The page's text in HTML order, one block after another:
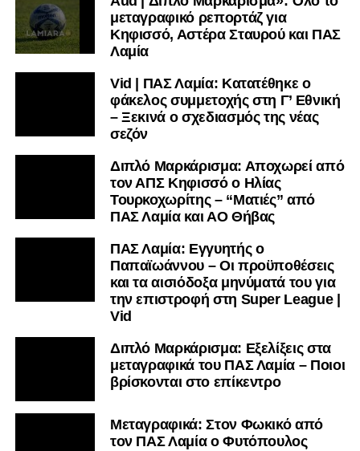
μεταγραφικό ρεπορτάζ για
Κηφισσό, Αστέρα Σταυρού και ΠΑΣ
Λαμία
Vid | ΠΑΣ Λαμία: Κατατέθηκε ο
φάκελος συμμετοχής στη Γ’ Εθνική
– Ξεκινά ο σχεδιασμός της νέας
σεζόν
Διπλό Μαρκάρισμα: Αποχωρεί από
τον ΑΠΣ Κηφισσό ο Ηλίας
Τουρκοχωρίτης – “Ματιές” από
ΠΑΣ Λαμία και ΑΟ Θήβας
ΠΑΣ Λαμία: Εγγυητής ο
Παπαϊωάννου – Οι προϋποθέσεις
και τα αισιόδοξα μηνύματά του για
την επιστροφή στη Super League |
Vid
Διπλό Μαρκάρισμα: Εξελίξεις στα
μεταγραφικά του ΠΑΣ Λαμία – Ποιοι
βρίσκονται στο επίκεντρο
Μεταγραφικά: Στον Φωκικό από
τον ΠΑΣ Λαμία ο Φυτόπουλος